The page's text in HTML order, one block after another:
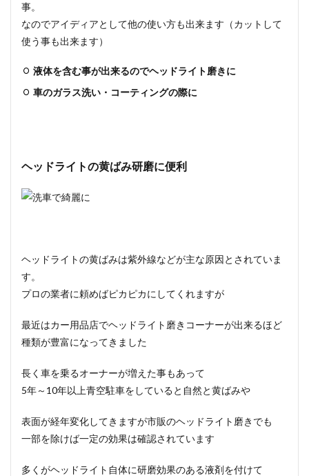
事。
なのでアイディアとして他の使い方も出来ます（カットして
使う事も出来ます）
液体を含む事が出来るのでヘッドライト磨きに
車のガラス洗い・コーティングの際に
ヘッドライトの黄ばみ研磨に便利
ヘッドライトの黄ばみは紫外線などが主な原因とされていま
す。
プロの業者に頼めばピカピカにしてくれますが
最近はカー用品店でヘッドライト磨きコーナーが出来るほど
種類が豊富になってきました
長く車を乗るオーナーが増えた事もあって
5年～10年以上青空駐車をしていると自然と黄ばみや
表面が経年変化してきますが市販のヘッドライト磨きでも
一部を除けば一定の効果は確認されています
多くがヘッドライト自体に研磨効果のある液剤を付けて